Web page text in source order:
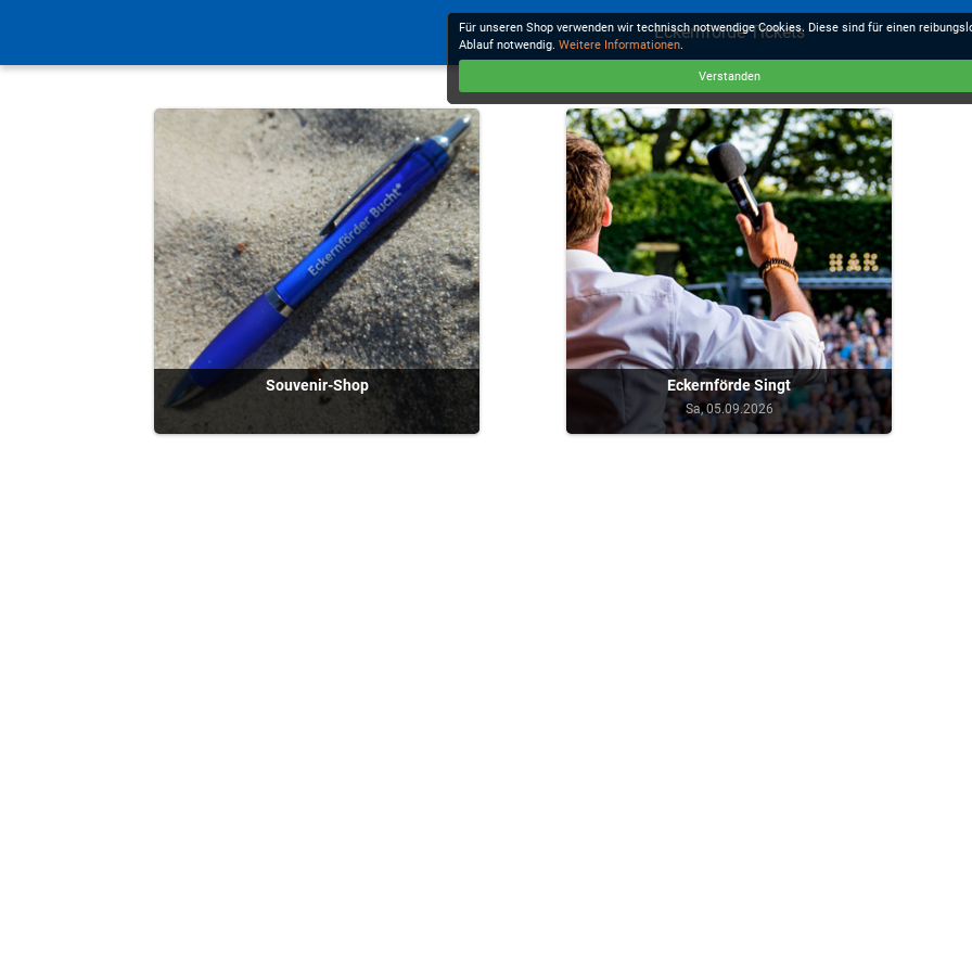
Eckernförde Tickets
Souvenir-Shop Eckernförde Singt
Sa, 05.09.2026
Für unseren Shop verwenden wir technisch notwendige Cookies. Diese sind für einen
Ablauf notwendig. Weitere Informationen.
Verstanden